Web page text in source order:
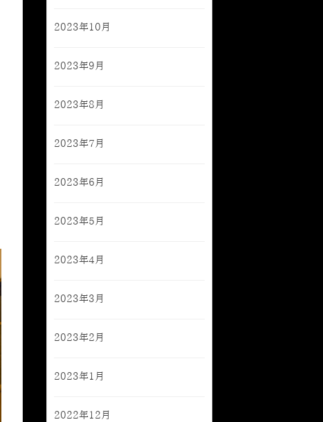
2023年10月
2023年9月
2023年8月
2023年7月
2023年6月
2023年5月
2023年4月
2023年3月
2023年2月
2023年1月
2022年12月